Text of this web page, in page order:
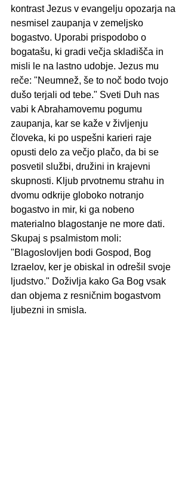
kontrast Jezus v evangelju opozarja na
nesmisel zaupanja v zemeljsko
bogastvo. Uporabi prispodobo o
bogatašu, ki gradi večja skladišča in
misli le na lastno udobje. Jezus mu
reče: "Neumnež, še to noč bodo tvojo
dušo terjali od tebe." Sveti Duh nas
vabi k Abrahamovemu pogumu
zaupanja, kar se kaže v življenju
človeka, ki po uspešni karieri raje
opusti delo za večjo plačo, da bi se
posvetil službi, družini in krajevni
skupnosti. Kljub prvotnemu strahu in
dvomu odkrije globoko notranjo
bogastvo in mir, ki ga nobeno
materialno blagostanje ne more dati.
Skupaj s psalmistom moli:
"Blagoslovljen bodi Gospod, Bog
Izraelov, ker je obiskal in odrešil svoje
ljudstvo." Doživlja kako Ga Bog vsak
dan objema z resničnim bogastvom
ljubezni in smisla.